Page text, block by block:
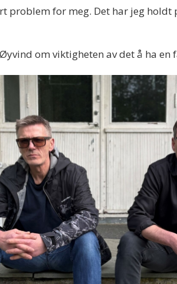
problem for meg. Det har jeg
om viktigheten av det å ha en